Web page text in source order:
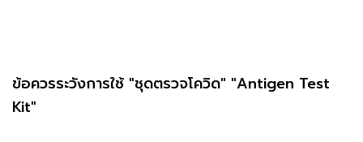
ข้อควรระวังการใช้ "ชุดตรวจโควิด" "Antigen Test
Kit"